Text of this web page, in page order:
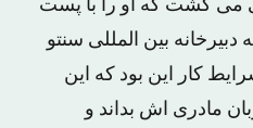
می گشت که او را با پست
دبیرخانه بین المللی سنتو
کار این بود که این
مادری اش بداند و